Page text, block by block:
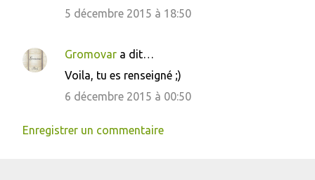
5 décembre 2015 à 18:50
Gromovar a dit…
Voila, tu es renseigné ;)
6 décembre 2015 à 00:50
Enregistrer un commentaire